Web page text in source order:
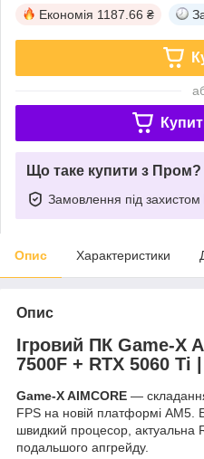
Економія 1187.66 ₴
Що таке купити з Пром?
Замовлення під захистом
Опис Характеристики
Опис
Ігровий ПК Game-X
7500F + RTX 5060 Ti
Game-X AIMCORE — складання
FPS на новій платформі AM5.
швидкий процесор, актуальна
подальшого апгрейду.